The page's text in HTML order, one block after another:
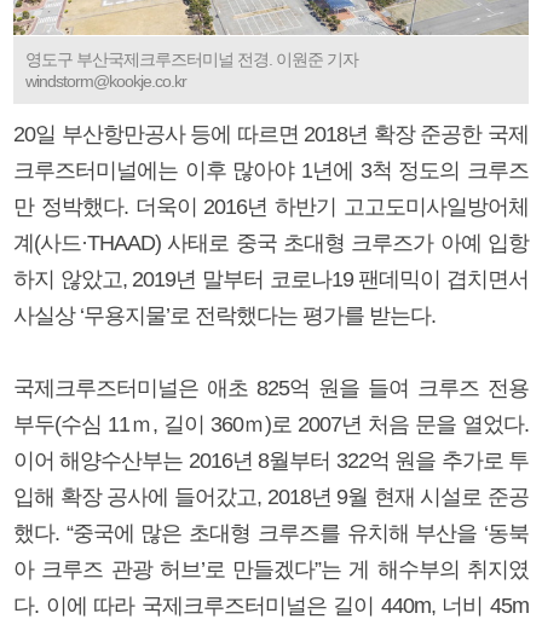
영도구 부산국제크루즈터미널 전경. 이원준 기자
windstorm@kookje.co.kr
20일 부산항만공사 등에 따르면 2018년 확장 준공한 국제
크루즈터미널에는 이후 많아야 1년에 3척 정도의 크루즈
만 정박했다. 더욱이 2016년 하반기 고고도미사일방어체
계(사드·THAAD) 사태로 중국 초대형 크루즈가 아예 입항
하지 않았고, 2019년 말부터 코로나19 팬데믹이 겹치면서
사실상 ‘무용지물’로 전락했다는 평가를 받는다.
국제크루즈터미널은 애초 825억 원을 들여 크루즈 전용
부두(수심 11ｍ, 길이 360ｍ)로 2007년 처음 문을 열었다.
이어 해양수산부는 2016년 8월부터 322억 원을 추가로 투
입해 확장 공사에 들어갔고, 2018년 9월 현재 시설로 준공
했다. “중국에 많은 초대형 크루즈를 유치해 부산을 ‘동북
아 크루즈 관광 허브’로 만들겠다”는 게 해수부의 취지였
다. 이에 따라 국제크루즈터미널은 길이 440m, 너비 45m